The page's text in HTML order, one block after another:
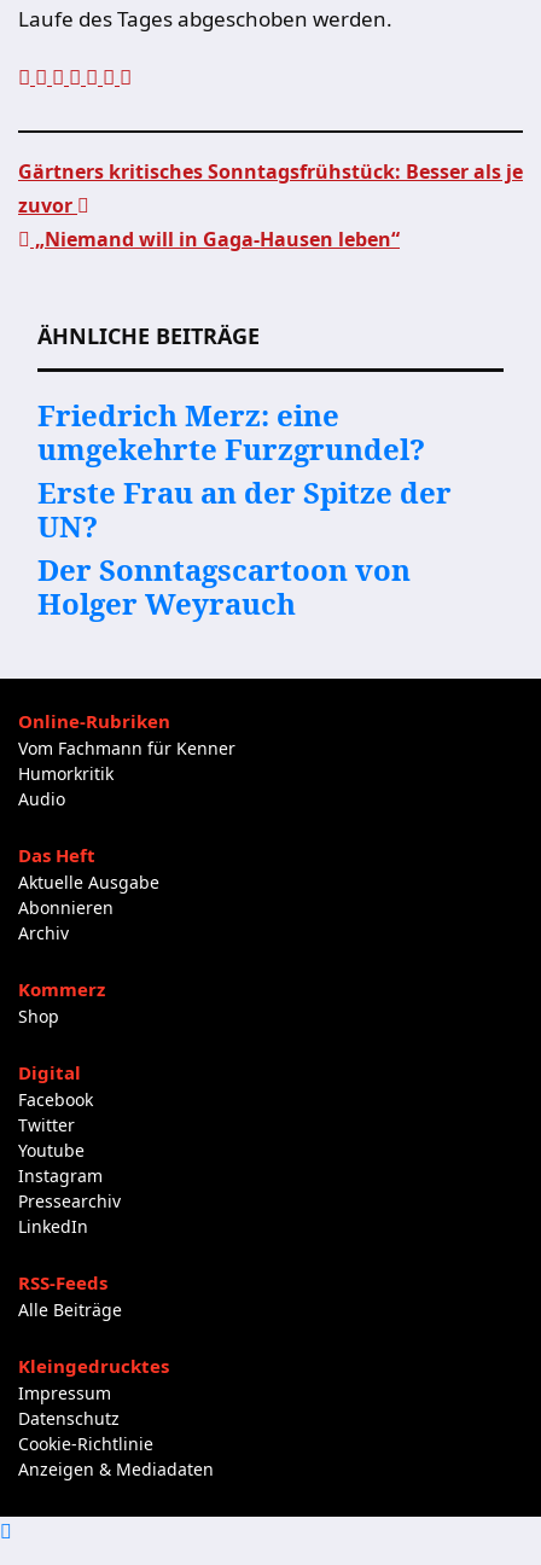
Laufe des Tages abgeschoben werden.
Beitragsnavigation
Gärtners kritisches Sonntagsfrühstück: Besser als je
zuvor
„Niemand will in Gaga-Hausen leben“
ÄHNLICHE BEITRÄGE
Friedrich Merz: eine
umgekehrte Furzgrundel?
Erste Frau an der Spitze der
UN?
Der Sonntagscartoon von
Holger Weyrauch
Online-Rubriken
Vom Fachmann für Kenner
Humorkritik
Audio
Das Heft
Aktuelle Ausgabe
Abonnieren
Archiv
Kommerz
Shop
Digital
Facebook
Twitter
Youtube
Instagram
Pressearchiv
LinkedIn
RSS-Feeds
Alle Beiträge
Kleingedrucktes
Impressum
Datenschutz
Cookie-Richtlinie
Anzeigen & Mediadaten